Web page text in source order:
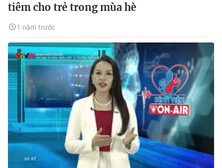
tiêm cho trẻ trong mùa hè
1 năm trước